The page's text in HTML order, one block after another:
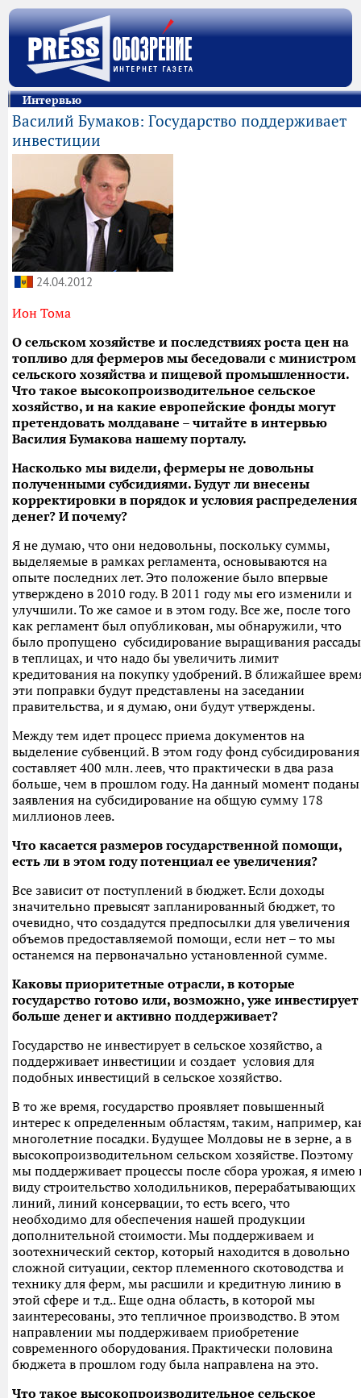
Интервью
Василий Бумаков: Государство поддерживает
инвестиции
24.04.2012
Ион Тома
О сельском хозяйстве и последствиях роста цен на
топливо для фермеров мы беседовали с министром
сельского хозяйства и пищевой промышленности.
Что такое высокопроизводительное сельское
хозяйство, и на какие европейские фонды могут
претендовать молдаване – читайте в интервью
Василия Бумакова нашему порталу.
Насколько мы видели, фермеры не довольны
полученными субсидиями. Будут ли внесены
корректировки в порядок и условия распределения
денег? И почему?
Я не думаю, что они недовольны, поскольку суммы,
выделяемые в рамках регламента, основываются на
опыте последних лет. Это положение было впервые
утверждено в 2010 году. В 2011 году мы его изменили и
улучшили. То же самое и в этом году. Все же, после того
как регламент был опубликован, мы обнаружили, что
было пропущено субсидирование выращивания рассады
в теплицах, и что надо бы увеличить лимит
кредитования на покупку удобрений. В ближайшее
эти поправки будут представлены на заседании
правительства, и я думаю, они будут утверждены.
Между тем идет процесс приема документов на
выделение субвенций. В этом году фонд субсидирования
составляет 400 млн. леев, что практически в два раза
больше, чем в прошлом году. На данный момент поданы
заявления на субсидирование на общую сумму 178
миллионов леев.
Что касается размеров государственной помощи,
есть ли в этом году потенциал ее увеличения?
Все зависит от поступлений в бюджет. Если доходы
значительно превысят запланированный бюджет, то
очевидно, что создадутся предпосылки для увеличения
объемов предоставляемой помощи, если нет – то мы
останемся на первоначально установленной сумме.
Каковы приоритетные отрасли, в которые
государство готово или, возможно, уже инвестирует
больше денег и активно поддерживает?
Государство не инвестирует в сельское хозяйство, а
поддерживает инвестиции и создает условия для
подобных инвестиций в сельское хозяйство.
В то же время, государство проявляет повышенный
интерес к определенным областям, таким, например,
многолетние посадки. Будущее Молдовы не в зерне, а в
высокопроизводительном сельском хозяйстве. Поэтому
мы поддерживает процессы после сбора урожая, я имею
виду строительство холодильников, перерабатывающих
линий, линий консервации, то есть всего, что
необходимо для обеспечения нашей продукции
дополнительной стоимости. Мы поддерживаем и
зоотехнический сектор, который находится в довольно
сложной ситуации, сектор племенного скотоводства и
технику для ферм, мы расшили и кредитную линию в
этой сфере и т.д.. Еще одна область, в которой мы
заинтересованы, это тепличное производство. В этом
направлении мы поддерживаем приобретение
современного оборудования. Практически половина
бюджета в прошлом году была направлена на это.
Что такое высокопроизводительное сельское